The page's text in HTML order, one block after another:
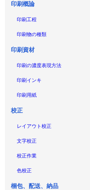
印刷概論
印刷工程
印刷物の種類
印刷資材
印刷の濃度表現方法
印刷インキ
印刷用紙
校正
レイアウト校正
文字校正
校正作業
色校正
梱包、配送、納品